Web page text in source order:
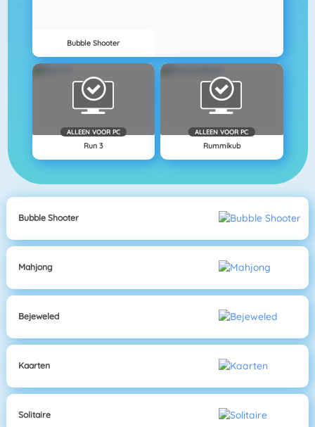
Bubble Shooter
ALLEEN VOOR PC
Run 3
ALLEEN VOOR PC
Rummikub
Bubble Shooter
Mahjong
Bejeweled
Kaarten
Solitaire